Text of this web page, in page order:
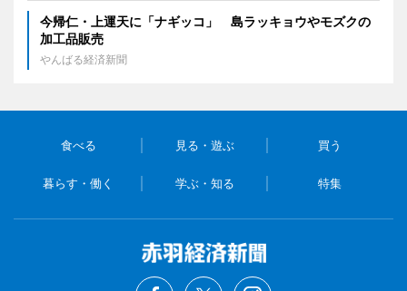
今帰仁・上運天に「ナギッコ」 島ラッキョウやモズクの
加工品販売
やんばる経済新聞
食べる 見る・遊ぶ 買う
暮らす・働く 学ぶ・知る 特集